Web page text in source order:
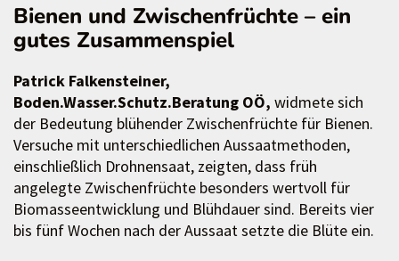
Bienen und Zwischenfrüchte – ein
gutes Zusammenspiel
Patrick Falkensteiner,
Boden.Wasser.Schutz.Beratung OÖ, widmete sich
der Bedeutung blühender Zwischenfrüchte für Bienen.
Versuche mit unterschiedlichen Aussaatmethoden,
einschließlich Drohnensaat, zeigten, dass früh
angelegte Zwischenfrüchte besonders wertvoll für
Biomasseentwicklung und Blühdauer sind. Bereits vier
bis fünf Wochen nach der Aussaat setzte die Blüte ein.